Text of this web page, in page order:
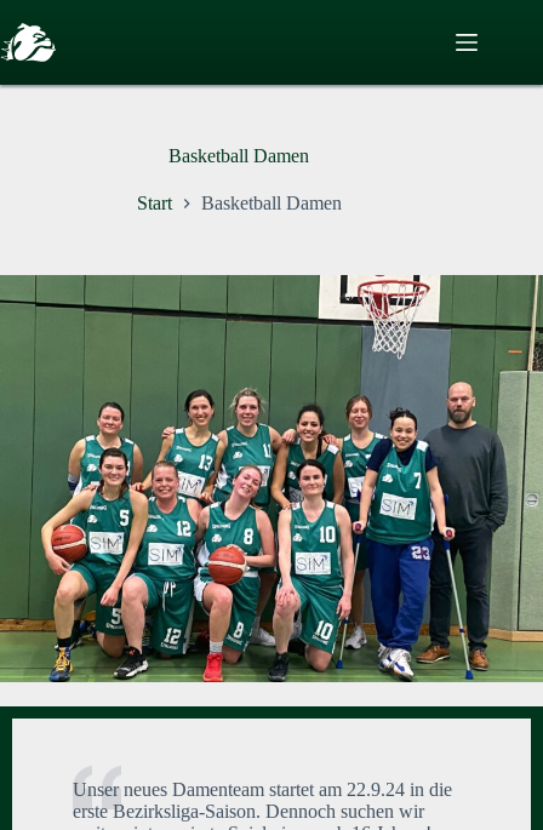
Inhalt
springen
Basketball Damen
Start Basketball Damen
Unser neues Damenteam startet am 22.9.24 in die
erste Bezirksliga-Saison. Dennoch suchen wir